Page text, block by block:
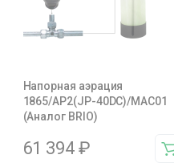
Напорная аэрация
1865/AP2(JP-40DC)/MAC01
(Аналог BRIO)
61 394₽